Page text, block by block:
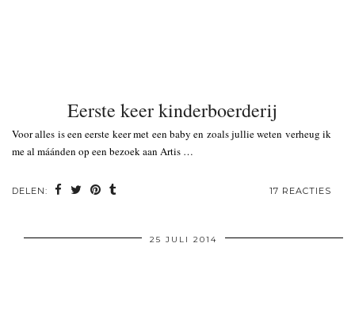
Eerste keer kinderboerderij
Voor alles is een eerste keer met een baby en zoals jullie weten verheug ik
me al máánden op een bezoek aan Artis …
DELEN: 17 REACTIES
25 JULI 2014